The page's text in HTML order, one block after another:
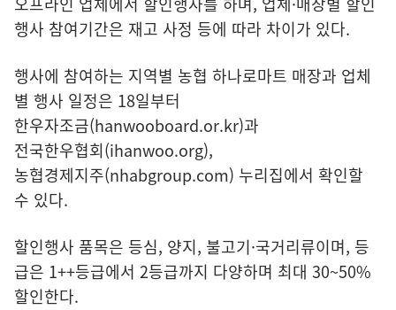
행사 참여기간은 재고 사정 등에 따라 차이가 있다.
행사에 참여하는 지역별 농협 하나로마트 매장과 업체
별 행사 일정은 18일부터
한우자조금(hanwooboard.or.kr)과
전국한우협회(ihanwoo.org),
농협경제지주(nhabgroup.com) 누리집에서 확인할
수 있다.
할인행사 품목은 등심, 양지, 불고기·국거리류이며, 등
급은 1++등급에서 2등급까지 다양하며 최대 30~50%
할인한다.